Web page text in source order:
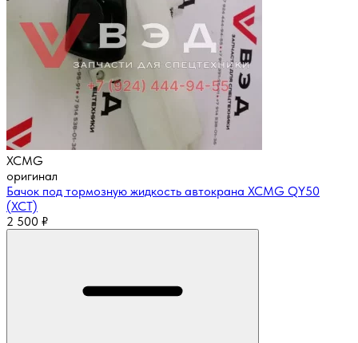
XCMG
оригинал
Бачок под тормозную жидкость автокрана XCMG QY50
(ХСТ)
2 500 ₽